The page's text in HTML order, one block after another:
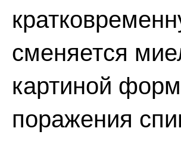
сменяется
картиной
поражения